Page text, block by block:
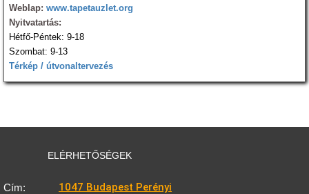
Weblap: www.tapetauzlet.org
Nyitvatartás:
Hétfő-Péntek: 9-18
Szombat: 9-13
Térkép / útvonaltervezés
ELÉRHETŐSÉGEK
Cím:
1047 Budapest Perényi